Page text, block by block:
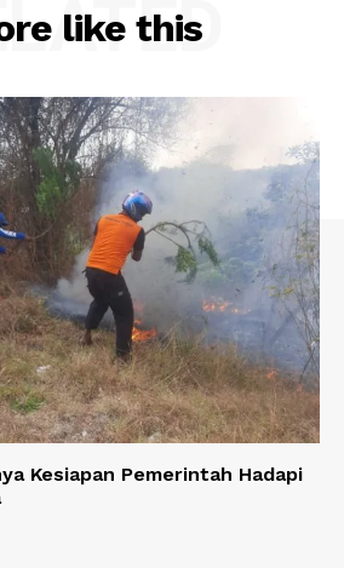
like this
Kesiapan Pemerintah Hadapi